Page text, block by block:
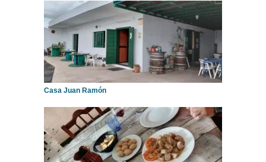
Casa Juan Ramón